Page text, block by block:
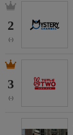
2
(-)
3
(-)